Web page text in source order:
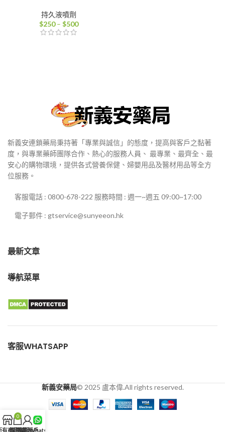
持久液噴劑
$250 – $500價
新義安連鎖藥局秉持著「專業與誠信」的態度，提高與客戶之黏著
度，與專業藥師團隊合作、熱心的服務人員、 最專業、最齊全、最
安心的購物環境，提供各式營養保健、婦嬰用品及醫材用品等全方
位服務。
客服電話 : 0800-678-222 服務時間 : 週一~週五 09:00~17:00
電子郵件 : gtservice@sunyeeon.hk
最新文章
導航菜單
客服WHATSAPP
新義安藥局© 2025 盧本偉.All rights reserved.
有商品
0
購物車我的賬戶
客服WhatsApp